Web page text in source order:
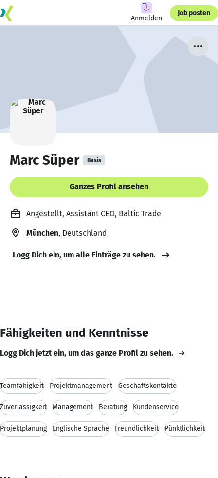
Anmelden
Job posten
Marc Süper Basis
Ganzes Profil ansehen
Angestellt, Assistant CEO, Baltic Trade
München, Deutschland
Logg Dich ein, um alle Einträge zu sehen.
Fähigkeiten und Kenntnisse
Logg Dich jetzt ein, um das ganze Profil zu sehen.
Teamfähigkeit Projektmanagement Geschäftskontakte
Zuverlässigkeit Management Beratung Kundenservice
Projektplanung Englische Sprache Freundlichkeit Pünktlichkeit